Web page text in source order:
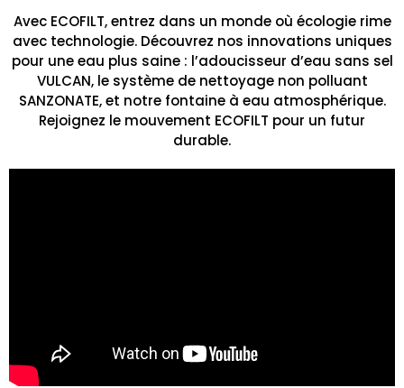
Avec ECOFILT, entrez dans un monde où écologie rime
avec technologie. Découvrez nos innovations uniques
pour une eau plus saine : l’adoucisseur d’eau sans sel
VULCAN, le système de nettoyage non polluant
SANZONATE, et notre fontaine à eau atmosphérique.
Rejoignez le mouvement ECOFILT pour un futur
durable.